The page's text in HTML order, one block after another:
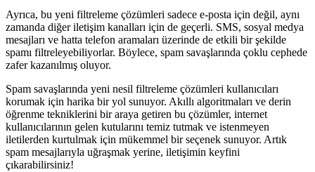
Ayrıca, bu yeni filtreleme çözümleri sadece e-posta için değil, aynı
zamanda diğer iletişim kanalları için de geçerli. SMS, sosyal medya
mesajları ve hatta telefon aramaları üzerinde de etkili bir şekilde
spamı filtreleyebiliyorlar. Böylece, spam savaşlarında çoklu cephede
zafer kazanılmış oluyor.
Spam savaşlarında yeni nesil filtreleme çözümleri kullanıcıları
korumak için harika bir yol sunuyor. Akıllı algoritmaları ve derin
öğrenme tekniklerini bir araya getiren bu çözümler, internet
kullanıcılarının gelen kutularını temiz tutmak ve istenmeyen
iletilerden kurtulmak için mükemmel bir seçenek sunuyor. Artık
spam mesajlarıyla uğraşmak yerine, iletişimin keyfini
çıkarabilirsiniz!